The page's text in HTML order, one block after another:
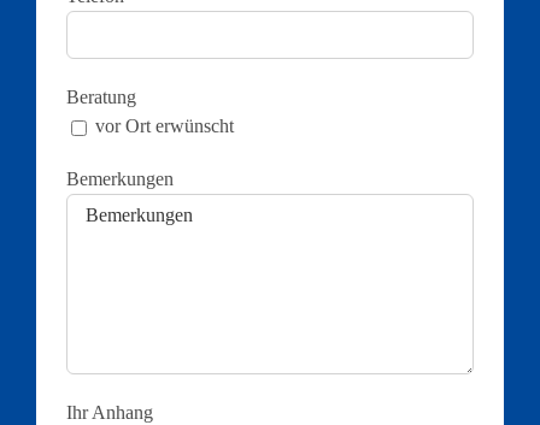
Beratung
vor Ort erwünscht
Bemerkungen
Ihr Anhang